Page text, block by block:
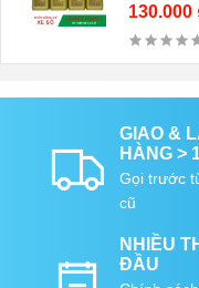
130.000
GIAO &
HÀNG >
Gọi trước
cũ
NHIỀU
ĐẦU